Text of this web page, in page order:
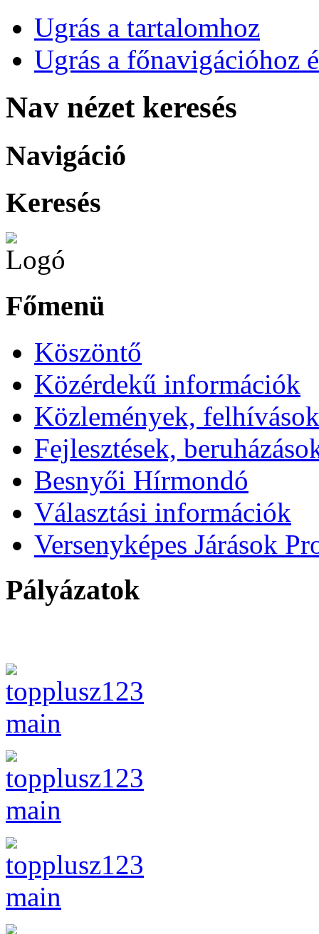
Ugrás a tartalomhoz
Ugrás a főnavigációhoz
Nav nézet keresés
Navigáció
Keresés
Főmenü
Köszöntő
Közérdekű információk
Közlemények, felhívások
Fejlesztések,
Besnyői Hírmondó
Választási információk
Versenyképes Járások
Pályázatok